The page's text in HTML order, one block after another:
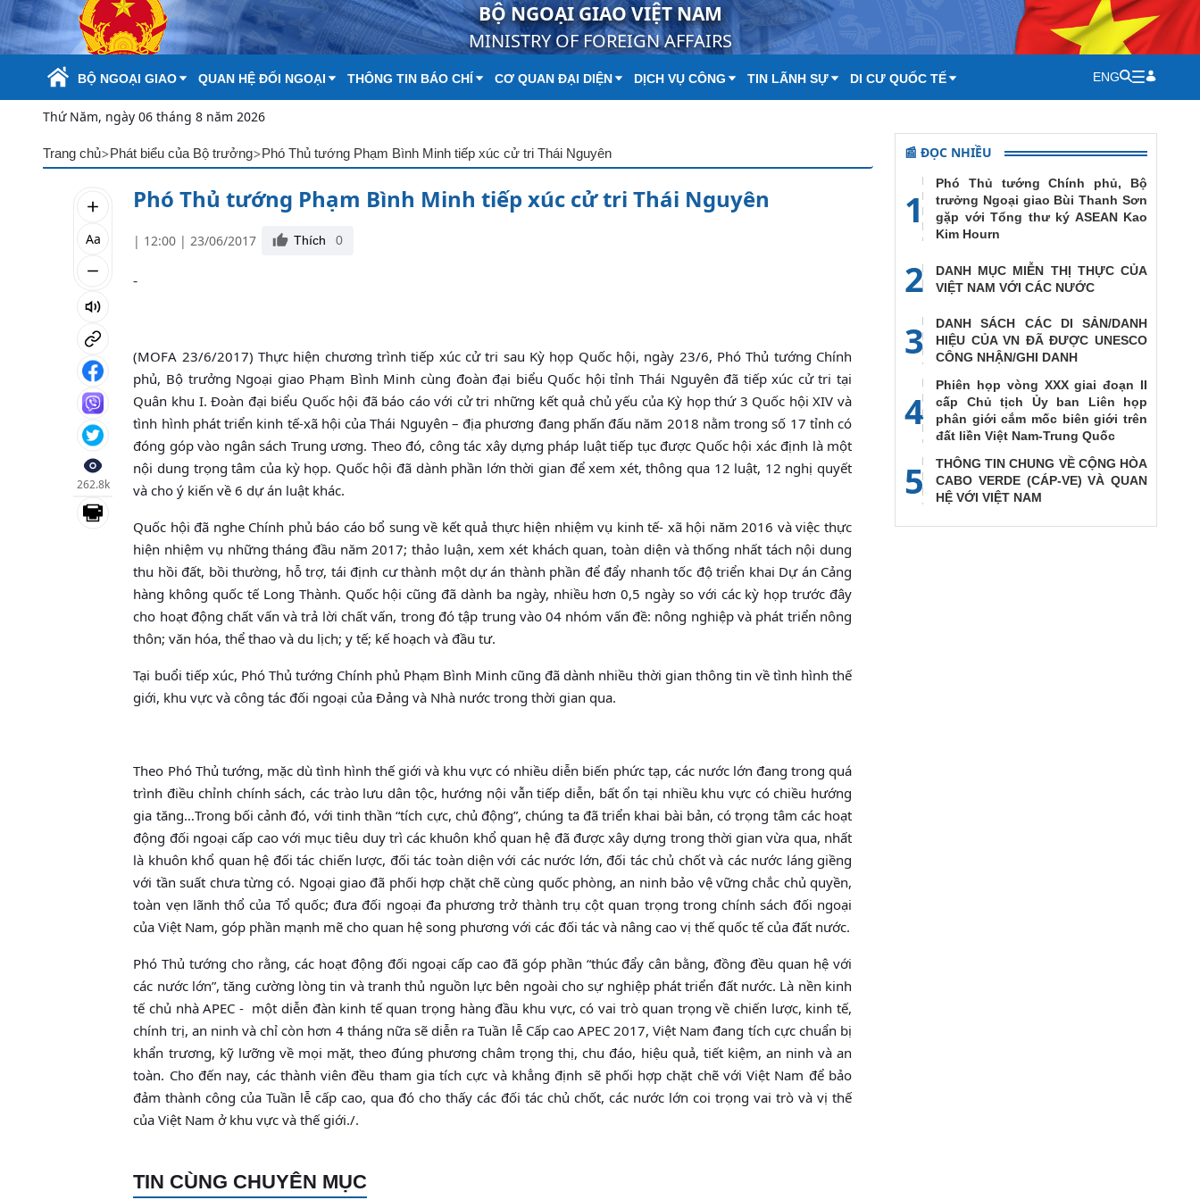
Skip to Main Content BỘ NGOẠI GIAO VIỆT NAM
MINISTRY OF FOREIGN AFFAIRS
BỘ NGOẠI GIAO QUAN HỆ ĐỐI NGOẠI THÔNG TIN BÁO CHÍ CƠ QUAN ĐẠI DIỆN DỊCH VỤ CÔNG TIN LÃNH SỰ DI CƯ QUỐC TẾ ENG
Thứ Năm, ngày 06 tháng 8 năm 2026
Trang chủ>Phát biểu của Bộ trưởng>Phó Thủ tướng Phạm Bình Minh tiếp xúc cử tri Thái Nguyên
Aa
262.8k
Phó Thủ tướng Phạm Bình Minh tiếp xúc cử tri Thái Nguyên
| 12:00 | 23/06/2017 Thích 0
-
(MOFA 23/6/2017) Thực hiện chương trình tiếp xúc cử tri sau Kỳ họp Quốc hội, ngày 23/6, Phó Thủ tướng Chính
phủ, Bộ trưởng Ngoại giao Phạm Bình Minh cùng đoàn đại biểu Quốc hội tỉnh Thái Nguyên đã tiếp xúc cử tri tại
Quân khu I. Đoàn đại biểu Quốc hội đã báo cáo với cử tri những kết quả chủ yếu của Kỳ họp thứ 3 Quốc hội XIV và
tình hình phát triển kinh tế-xã hội của Thái Nguyên – địa phương đang phấn đấu năm 2018 nằm trong số 17 tỉnh có
đóng góp vào ngân sách Trung ương. Theo đó, công tác xây dựng pháp luật tiếp tục được Quốc hội xác định là một
nội dung trọng tâm của kỳ họp. Quốc hội đã dành phần lớn thời gian để xem xét, thông qua 12 luật, 12 nghị quyết
và cho ý kiến về 6 dự án luật khác.
Quốc hội đã nghe Chính phủ báo cáo bổ sung về kết quả thực hiện nhiệm vụ kinh tế- xã hội năm 2016 và việc thực
hiện nhiệm vụ những tháng đầu năm 2017; thảo luận, xem xét khách quan, toàn diện và thống nhất tách nội dung
thu hồi đất, bồi thường, hỗ trợ, tái định cư thành một dự án thành phần để đẩy nhanh tốc độ triển khai Dự án Cảng
hàng không quốc tế Long Thành. Quốc hội cũng đã dành ba ngày, nhiều hơn 0,5 ngày so với các kỳ họp trước đây
cho hoạt động chất vấn và trả lời chất vấn, trong đó tập trung vào 04 nhóm vấn đề: nông nghiệp và phát triển nông
thôn; văn hóa, thể thao và du lịch; y tế; kế hoạch và đầu tư.
Tại buổi tiếp xúc, Phó Thủ tướng Chính phủ Phạm Bình Minh cũng đã dành nhiều thời gian thông tin về tình hình thế
giới, khu vực và công tác đối ngoại của Đảng và Nhà nước trong thời gian qua.
Theo Phó Thủ tướng, mặc dù tình hình thế giới và khu vực có nhiều diễn biến phức tạp, các nước lớn đang trong quá
trình điều chỉnh chính sách, các trào lưu dân tộc, hướng nội vẫn tiếp diễn, bất ổn tại nhiều khu vực có chiều hướng
gia tăng…Trong bối cảnh đó, với tinh thần “tích cực, chủ động”, chúng ta đã triển khai bài bản, có trọng tâm các hoạt
động đối ngoại cấp cao với mục tiêu duy trì các khuôn khổ quan hệ đã được xây dựng trong thời gian vừa qua, nhất
là khuôn khổ quan hệ đối tác chiến lược, đối tác toàn diện với các nước lớn, đối tác chủ chốt và các nước láng giềng
với tần suất chưa từng có. Ngoại giao đã phối hợp chặt chẽ cùng quốc phòng, an ninh bảo vệ vững chắc chủ quyền,
toàn vẹn lãnh thổ của Tổ quốc; đưa đối ngoại đa phương trở thành trụ cột quan trọng trong chính sách đối ngoại
của Việt Nam, góp phần mạnh mẽ cho quan hệ song phương với các đối tác và nâng cao vị thế quốc tế của đất nước.
Phó Thủ tướng cho rằng, các hoạt động đối ngoại cấp cao đã góp phần “thúc đẩy cân bằng, đồng đều quan hệ với
các nước lớn”, tăng cường lòng tin và tranh thủ nguồn lực bên ngoài cho sự nghiệp phát triển đất nước. Là nền kinh
tế chủ nhà APEC - một diễn đàn kinh tế quan trọng hàng đầu khu vực, có vai trò quan trọng về chiến lược, kinh tế,
chính trị, an ninh và chỉ còn hơn 4 tháng nữa sẽ diễn ra Tuần lễ Cấp cao APEC 2017, Việt Nam đang tích cực chuẩn bị
khẩn trương, kỹ lưỡng về mọi mặt, theo đúng phương châm trọng thị, chu đáo, hiệu quả, tiết kiệm, an ninh và an
toàn. Cho đến nay, các thành viên đều tham gia tích cực và khẳng định sẽ phối hợp chặt chẽ với Việt Nam để bảo
đảm thành công của Tuần lễ cấp cao, qua đó cho thấy các đối tác chủ chốt, các nước lớn coi trọng vai trò và vị thế
của Việt Nam ở khu vực và thế giới./.
TIN CÙNG CHUYÊN MỤC
📰 ĐỌC NHIỀU
1
Phó Thủ tướng Chính phủ, Bộ
trưởng Ngoại giao Bùi Thanh Sơn
gặp với Tổng thư ký ASEAN Kao
Kim Hourn
2
DANH MỤC MIỄN THỊ THỰC CỦA
VIỆT NAM VỚI CÁC NƯỚC
3
DANH SÁCH CÁC DI SẢN/DANH
HIỆU CỦA VN ĐÃ ĐƯỢC UNESCO
CÔNG NHẬN/GHI DANH
4
Phiên họp vòng XXX giai đoạn II
cấp Chủ tịch Ủy ban Liên họp
phân giới cắm mốc biên giới trên
đất liền Việt Nam-Trung Quốc
5
THÔNG TIN CHUNG VỀ CỘNG HÒA
CABO VERDE (CÁP-VE) VÀ QUAN
HỆ VỚI VIỆT NAM